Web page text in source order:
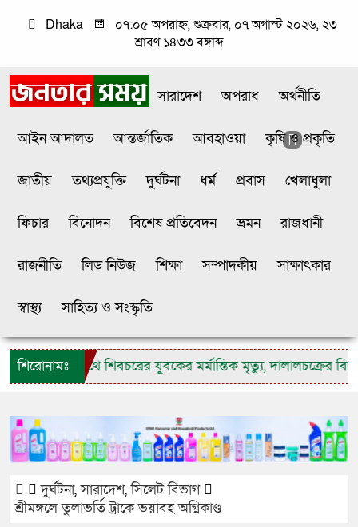
Dhaka
০৭:০৫ অপরাহ্ন, শুক্রবার, ০৭ অগাস্ট ২০২৬, ২৩
শ্রাবণ ১৪৩৩ বঙ্গাব্দ
সারাদেশ অপরাধ অর্থনীতি
আইন আদালত আন্তর্জাতিক আবহাওয়া কৃষি ও প্রকৃতি
জাতীয় তথ্যপ্রযুক্তি দুর্ঘটনা ধর্ম প্রবাস খেলাধুলা
ফিচার বিনোদন বিশেষ প্রতিবেদন ভ্রমন রাজধানী
রাজনীতি লিড নিউজ শিক্ষা সম্পাদকীয় সাক্ষাৎকার
স্বাস্থ্য সাহিত্য ও সংস্কৃতি
শিরোনামঃ
যাওয়ার পথে শিবচরের যুবকের মর্মান্তিক মৃত্যু, দালালচক্রের বিরুদ্ধে
দুর্ঘটনা,সারাদেশ,সিলেট বিভাগ
শ্রীমঙ্গলে তুলাভর্তি ট্রাকে ভয়াবহ অগ্নিকাণ্ড